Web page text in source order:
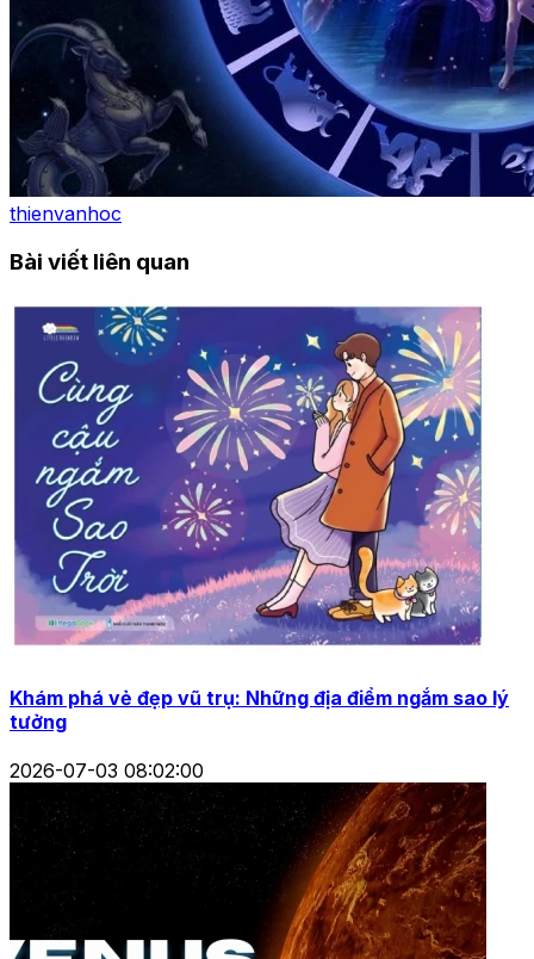
thienvanhoc
Bài viết liên quan
Khám phá vẻ đẹp vũ trụ: Những địa điểm ngắm sao lý
tưởng
2026-07-03 08:02:00